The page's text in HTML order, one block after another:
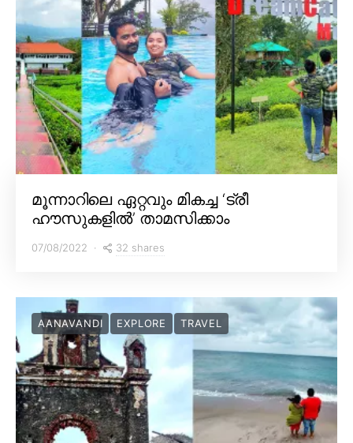
മൂന്നാറിലെ ഏറ്റവും മികച്ച ‘ട്രീ
ഹൗസുകളിൽ’ താമസിക്കാം
07/08/2022 32 shares
AANAVANDI EXPLORE TRAVEL